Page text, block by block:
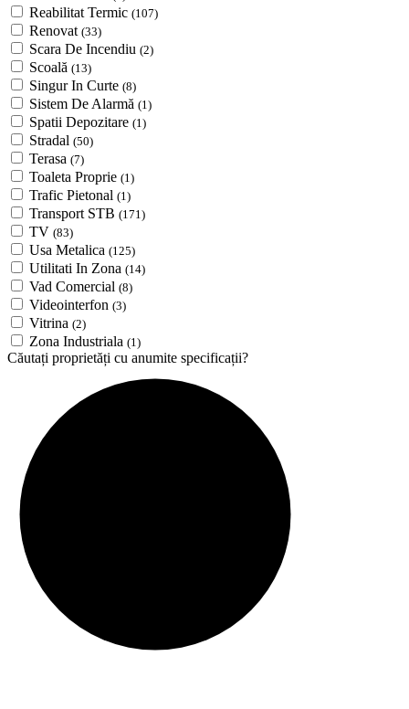
Reabilitat Termic (107)
Renovat (33)
Scara De Incendiu (2)
Scoală (13)
Singur In Curte (8)
Sistem De Alarmă (1)
Spatii Depozitare (1)
Stradal (50)
Terasa (7)
Toaleta Proprie (1)
Trafic Pietonal (1)
Transport STB (171)
TV (83)
Usa Metalica (125)
Utilitati In Zona (14)
Vad Comercial (8)
Videointerfon (3)
Vitrina (2)
Zona Industriala (1)
Căutați proprietăți cu anumite specificații?